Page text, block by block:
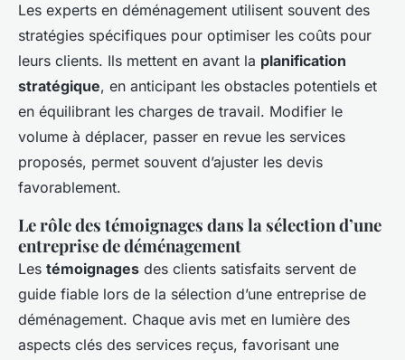
Les experts en déménagement utilisent souvent des
stratégies spécifiques pour optimiser les coûts pour
leurs clients. Ils mettent en avant la planification
stratégique, en anticipant les obstacles potentiels et
en équilibrant les charges de travail. Modifier le
volume à déplacer, passer en revue les services
proposés, permet souvent d’ajuster les devis
favorablement.
Le rôle des témoignages dans la sélection d’une
entreprise de déménagement
Les témoignages des clients satisfaits servent de
guide fiable lors de la sélection d’une entreprise de
déménagement. Chaque avis met en lumière des
aspects clés des services reçus, favorisant une